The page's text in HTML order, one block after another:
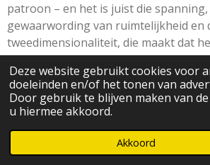
Deze website gebruikt cookies voor
doeleinden en/of het tonen van
Door gebruik te blijven maken van
u hiermee akkoord.
Akkoord
patroon – en het is juist die
gewaarwording van ruimtelijkheid en
tweedimensionaliteit, die maakt dat
bijzonder blijft intrigeren.
een grootse chaos: het huis
In een meer recente reeks werken
de kathedraal ingeruild voor dat van
enkele beelden heeft geleid die met